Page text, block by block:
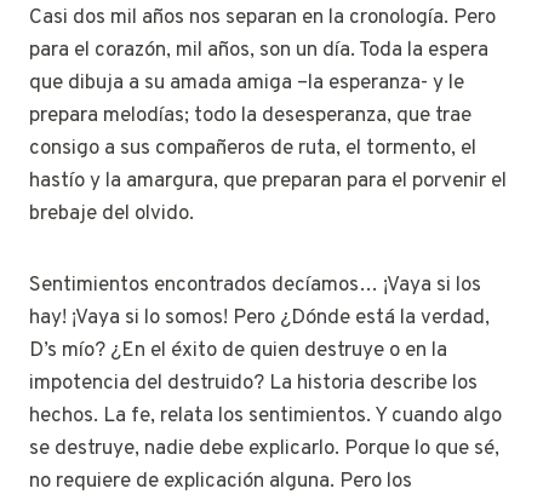
Casi dos mil años nos separan en la cronología. Pero
para el corazón, mil años, son un día. Toda la espera
que dibuja a su amada amiga –la esperanza- y le
prepara melodías; todo la desesperanza, que trae
consigo a sus compañeros de ruta, el tormento, el
hastío y la amargura, que preparan para el porvenir el
brebaje del olvido.
Sentimientos encontrados decíamos… ¡Vaya si los
hay! ¡Vaya si lo somos! Pero ¿Dónde está la verdad,
D’s mío? ¿En el éxito de quien destruye o en la
impotencia del destruido? La historia describe los
hechos. La fe, relata los sentimientos. Y cuando algo
se destruye, nadie debe explicarlo. Porque lo que sé,
no requiere de explicación alguna. Pero los